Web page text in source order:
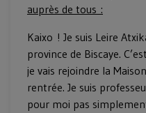
auprès de tous :
Kaixo ! Je suis Leire
province de Biscaye.
je vais rejoindre la
rentrée. Je suis
pour moi pas